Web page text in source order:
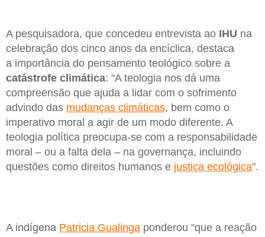
A pesquisadora, que concedeu entrevista ao IHU na
celebração dos cinco anos da encíclica, destaca
a importância do pensamento teológico sobre a
catástrofe climática: "A teologia nos dá uma
compreensão que ajuda a lidar com o sofrimento
advindo das mudanças climáticas, bem como o
imperativo moral a agir de um modo diferente. A
teologia política preocupa-se com a responsabilidade
moral – ou a falta dela – na governança, incluindo
questões como direitos humanos e justiça ecológica".
A indígena Patricia Gualinga ponderou "que a reação